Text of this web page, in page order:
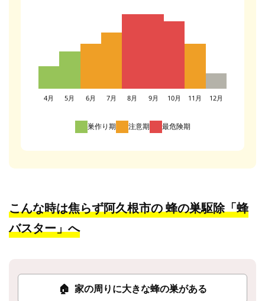
4月 5月 6月 7月 8月 9月 10月 11月 12月
巣作り期 注意期 最危険期
こんな時は焦らず阿久根市の蜂の巣駆除「蜂
バスター」へ
🏠 家の周りに大きな蜂の巣がある